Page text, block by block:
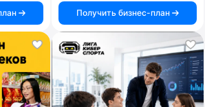
Получить бизнес-план